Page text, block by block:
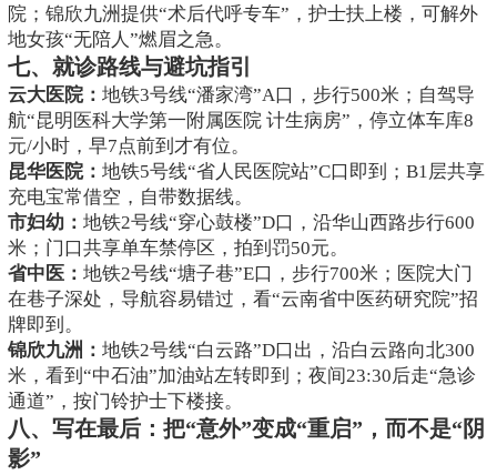
院；锦欣九洲提供“术后代呼专车”，护士扶上楼，可解外
地女孩“无陪人”燃眉之急。
七、就诊路线与避坑指引
云大医院： 地铁3号线“潘家湾”A口，步行500米；自驾导
航“昆明医科大学第一附属医院 计生病房”，停立体车库8
元/小时，早7点前到才有位。
昆华医院： 地铁5号线“省人民医院站”C口即到；B1层共享
充电宝常借空，自带数据线。
市妇幼： 地铁2号线“穿心鼓楼”D口，沿华山西路步行600
米；门口共享单车禁停区，拍到罚50元。
省中医： 地铁2号线“塘子巷”E口，步行700米；医院大门
在巷子深处，导航容易错过，看“云南省中医药研究院”招
牌即到。
锦欣九洲： 地铁2号线“白云路”D口出，沿白云路向北300
米，看到“中石油”加油站左转即到；夜间23:30后走“急诊
通道”，按门铃护士下楼接。
八、写在最后：把“意外”变成“重启”，而不是“阴
影”